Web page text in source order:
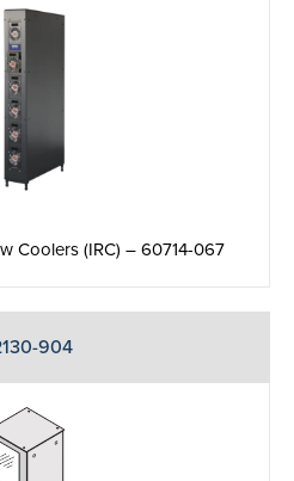
Coolers (IRC) – 60714-067
904